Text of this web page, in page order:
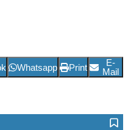
Whatsapp Print
E-
Mail